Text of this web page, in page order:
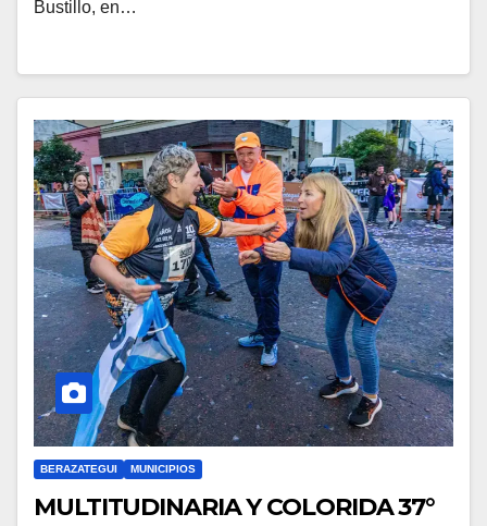
Bustillo, en…
BERAZATEGUI MUNICIPIOS
MULTITUDINARIA Y COLORIDA 37°